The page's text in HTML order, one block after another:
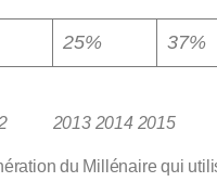
25% 37%
2013 2014 2015
du Millénaire qui